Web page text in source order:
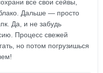
все свои сейвы,
Дальше — просто
Да, и не забудь
Процесс свежей
но потом погрузишься